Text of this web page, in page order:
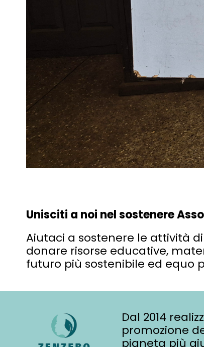
Unisciti a noi nel sostenere
Aiutaci a sostenere le attività
donare risorse educative,
futuro più sostenibile ed equo
Dal 2014
promozione
pianeta più